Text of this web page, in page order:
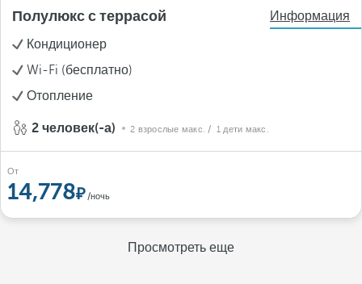
Полулюкс с террасой
Информация
Кондиционер
Wi-Fi (бесплатно)
Отопление
2 человек(-а) 2 взрослые макс. / 1 дети макс.
От
14,778 /ночь
Просмотреть еще